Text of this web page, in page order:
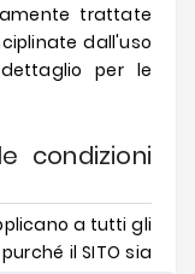
trattate
dall'uso
per le
condizioni
a tutti gli
il SITO sia